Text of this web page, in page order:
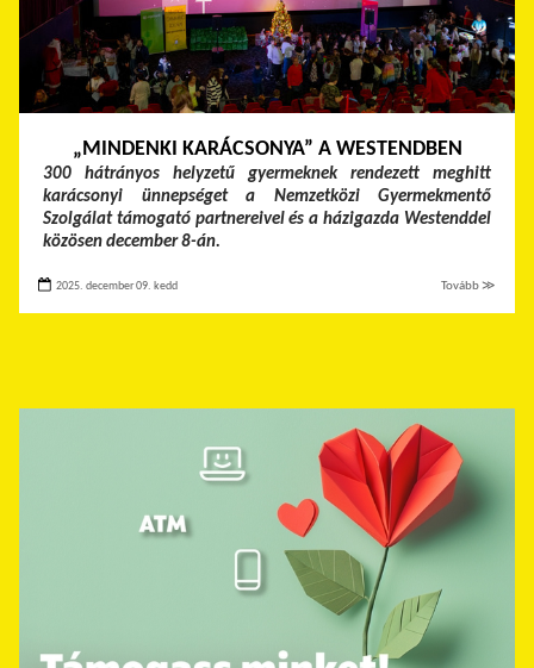
„MINDENKI KARÁCSONYA” A WESTENDBEN
300 hátrányos helyzetű gyermeknek rendezett meghitt
karácsonyi ünnepséget a Nemzetközi Gyermekmentő
Szolgálat támogató partnereivel és a házigazda Westenddel
közösen december 8-án.
2025. december 09. kedd Tovább ≫